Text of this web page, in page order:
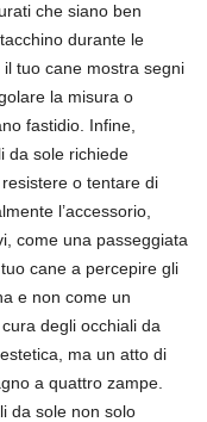
che siano ben
durante le
il tuo cane mostra segni
la misura o
fastidio. Infine,
da sole richiede
o tentare di
l’accessorio,
come una passeggiata
cane a percepire gli
e non come un
degli occhiali da
ma un atto di
a quattro zampe.
da sole non solo